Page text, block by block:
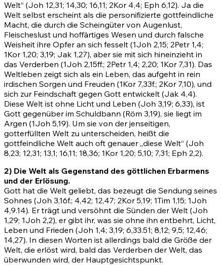
Welt“ (Joh 12,31; 14,30; 16,11; 2Kor 4,4; Eph 6,12). Ja die
Welt selbst erscheint als die personifizierte gottfeindliche
Macht, die durch die Scheingüter von Augenlust,
Fleischeslust und hoffärtiges Wesen und durch falsche
Weisheit ihre Opfer an sich fesselt (1Joh 2,15; 2Petr 1,4;
1Kor 1,20; 3,19; Jak 1,27), aber sie mit sich hineinzieht in
das Verderben (1Joh 2,15ff.; 2Petr 1,4; 2,20; 1Kor 7,31). Das
Weltleben zeigt sich als ein Leben, das aufgeht in rein
irdischen Sorgen und Freuden (1Kor 7,33f.; 2Kor 7,10), und
sich zur Feindschaft gegen Gott entwickelt (Jak 4,4).
Diese Welt ist ohne Licht und Leben (Joh 3,19; 6,33), ist
Gott gegenüber im Schuldbann (Röm 3,19), sie liegt im
Argen (1Joh 5,19). Um sie von der jenseitigen,
gotterfüllten Welt zu unterscheiden, heißt die
gottfeindliche Welt auch oft genauer „diese Welt“ (Joh
8,23; 12,31; 13,1; 16,11; 18,36; 1Kor 1,20; 5,10; 7,31; Eph 2,2).
2) Die Welt als Gegenstand des göttlichen Erbarmens
und der Erlösung.
Gott hat die Welt geliebt, das bezeugt die Sendung seines
Sohnes (Joh 3,16f.; 4,42; 12,47; 2Kor 5,19; 1Tim 1,15; 1Joh
4,9.14). Er trägt und versöhnt die Sünden der Welt (Joh
1,29; 1Joh 2,2), er gibt ihr, was sie ohne ihn entbehrt, Licht,
Leben und Frieden (Joh 1,4; 3,19; 6,33.51; 8,12; 9,5; 12,46;
14,27). In diesen Worten ist allerdings bald die Größe der
Welt, die erlöst wird, bald das Verderben der Welt, das
überwunden wird, der Hauptgesichtspunkt.